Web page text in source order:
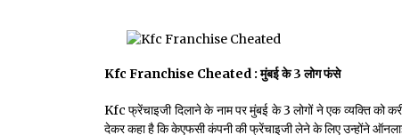
Kfc Franchise Cheated : मुंबई के 3 लोग फंसे
Kfc फ्रेंचाइजी दिलाने के नाम पर मुंबई के 3 लोगों ने एक व्यक्ति को
देकर कहा है कि केएफसी कंपनी की फ्रेंचाइजी लेने के लिए उन्होंने